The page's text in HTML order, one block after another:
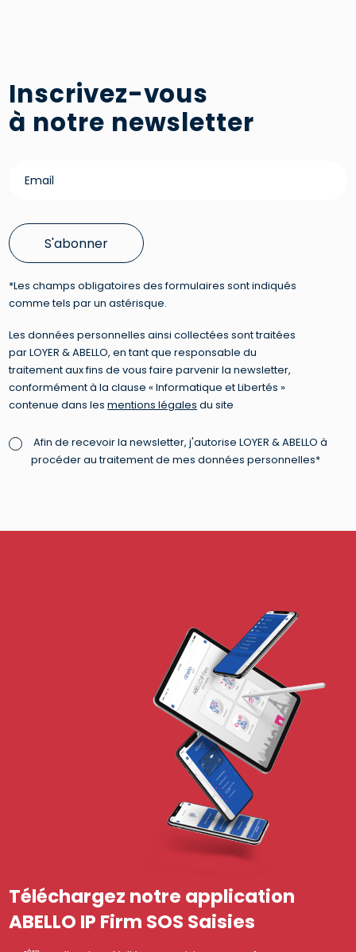
Inscrivez-vous
à notre newsletter
S'abonner
*Les champs obligatoires des formulaires sont indiqués
comme tels par un astérisque.
Les données personnelles ainsi collectées sont traitées
par LOYER & ABELLO, en tant que responsable du
traitement aux fins de vous faire parvenir la newsletter,
conformément à la clause « Informatique et Libertés »
contenue dans lesmentions légales du site
Afin de recevoir la newsletter, j'autorise LOYER & ABELLO à
procéder au traitement de mes données personnelles*
Téléchargez notre application
ABELLO IP Firm SOS Saisies